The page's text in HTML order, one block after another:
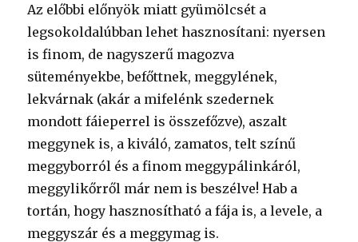
Az előbbi előnyök miatt gyümölcsét a
legsokoldalúbban lehet hasznosítani: nyersen
is finom, de nagyszerű magozva
süteményekbe, befőttnek, meggylének,
lekvárnak (akár a mifelénk szedernek
mondott fáieperrel is összefőzve), aszalt
meggynek is, a kiváló, zamatos, telt színű
meggyborról és a finom meggypálinkáról,
meggylikőrről már nem is beszélve! Hab a
tortán, hogy hasznosítható a fája is, a levele, a
meggyszár és a meggymag is.